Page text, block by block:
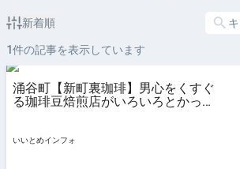
新着順
1件の記事を表示しています
涌谷町【新町裏珈琲】男心をくすぐ
る珈琲豆焙煎店がいろいろとかっこ
いいとめインフォ